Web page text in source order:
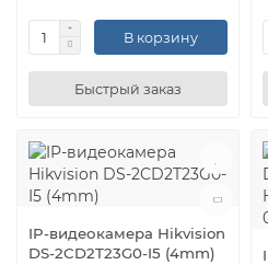
В корзину
Быстрый заказ
IP-видеокамера Hikvision
DS-2CD2T23G0-I5 (4mm)